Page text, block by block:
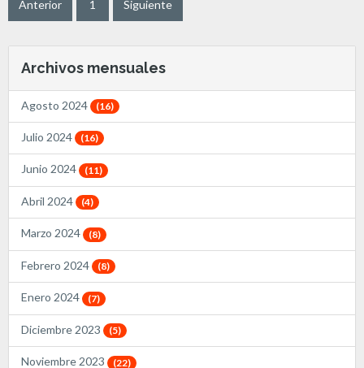
Anterior 1 Siguiente
Archivos mensuales
Agosto 2024 (16)
Julio 2024 (16)
Junio 2024 (11)
Abril 2024 (4)
Marzo 2024 (8)
Febrero 2024 (8)
Enero 2024 (7)
Diciembre 2023 (5)
Noviembre 2023 (22)